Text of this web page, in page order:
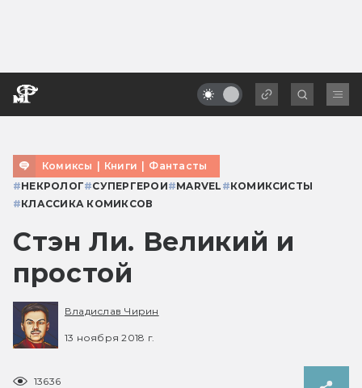
Комиксы | Книги | Фантасты
#НЕКРОЛОГ#СУПЕРГЕРОИ#MARVEL #КОМИКСИСТЫ
#КЛАССИКА КОМИКСОВ
Стэн Ли. Великий и
простой
Владислав Чирин
13 ноября 2018 г.
13636